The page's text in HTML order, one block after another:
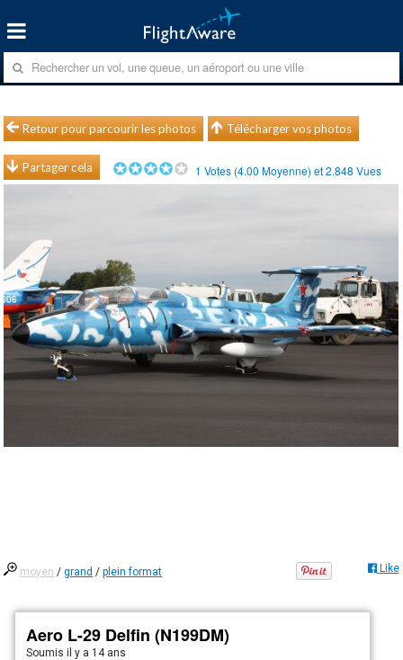
Retour pour parcourir les photos Télécharger vos photos
Partager cela 1 Votes (4.00 Moyenne) et2.848 Vues
moyen /grand /plein format Like
Aero L-29 Delfin (N199DM)
Soumisil y a 14 ans